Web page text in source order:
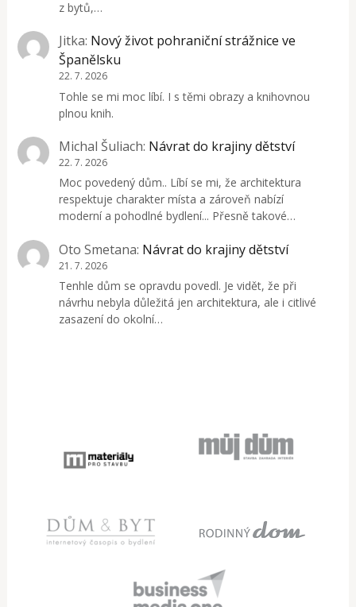
z bytů,…
Jitka: Nový život pohraniční strážnice ve
Španělsku
22. 7. 2026
Tohle se mi moc líbí. I s těmi obrazy a knihovnou
plnou knih.
Michal Šuliach: Návrat do krajiny dětství
22. 7. 2026
Moc povedený dům.. Líbí se mi, že architektura
respektuje charakter místa a zároveň nabízí
moderní a pohodlné bydlení... Přesně takové…
Oto Smetana: Návrat do krajiny dětství
21. 7. 2026
Tenhle dům se opravdu povedl. Je vidět, že při
návrhu nebyla důležitá jen architektura, ale i citlivé
zasazení do okolní…